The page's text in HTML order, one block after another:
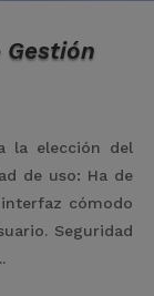
la elección del
de uso: Ha de
cómodo
Seguridad